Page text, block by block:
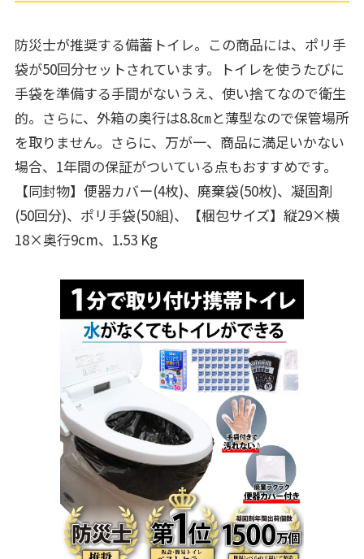
防災士が推奨する備蓄トイレ。この商品には、ポリ手
袋が50回分セットされています。トイレを使うたびに
手袋を準備する手間がないうえ、使い捨てなので衛生
的。さらに、外箱の奥行は8.8㎝と薄型なので保管場所
を取りません。さらに、万が一、商品に満足いかない
場合、1年間の保証がついている点もおすすめです。
【同封物】便器カバー(4枚)、廃棄袋(50枚)、凝固剤
(50回分)、ポリ手袋(50組)、【梱包サイズ】縦29×横
18×奥行9cm、1.53 Kg